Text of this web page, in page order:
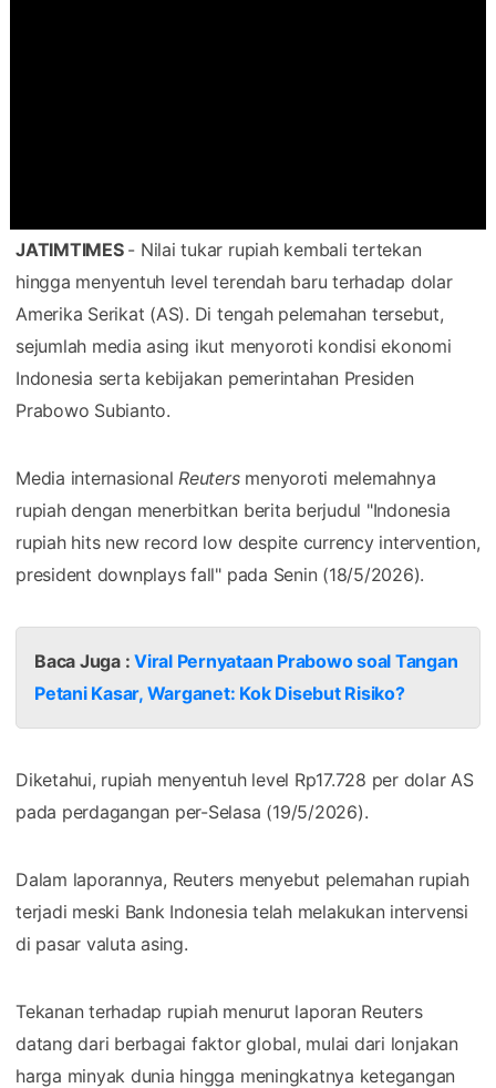
JATIMTIMES - Nilai tukar rupiah kembali tertekan
hingga menyentuh level terendah baru terhadap dolar
Amerika Serikat (AS). Di tengah pelemahan tersebut,
sejumlah media asing ikut menyoroti kondisi ekonomi
Indonesia serta kebijakan pemerintahan Presiden
Prabowo Subianto.
Media internasional Reutersmenyoroti melemahnya
rupiah dengan menerbitkan berita berjudul "Indonesia
rupiah hits new record low despite currency intervention,
president downplays fall" pada Senin (18/5/2026).
Baca Juga :Viral Pernyataan Prabowo soal Tangan
Petani Kasar, Warganet: Kok Disebut Risiko?
Diketahui, rupiah menyentuh level Rp17.728 per dolar AS
pada perdagangan per-Selasa (19/5/2026).
Dalam laporannya, Reuters menyebut pelemahan rupiah
terjadi meski Bank Indonesia telah melakukan intervensi
di pasar valuta asing.
Tekanan terhadap rupiah menurut laporan Reuters
datang dari berbagai faktor global, mulai dari lonjakan
harga minyak dunia hingga meningkatnya ketegangan